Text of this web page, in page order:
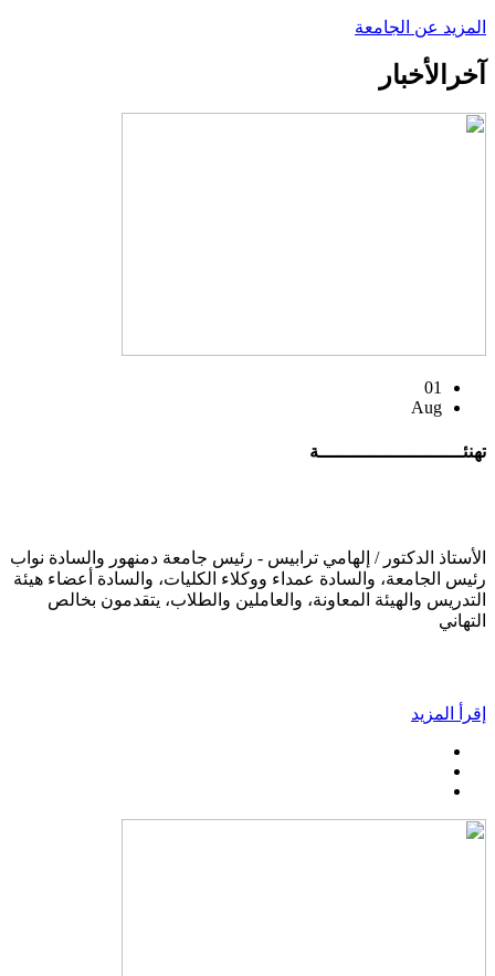
المزيد عن الجامعة
آخر الأخبار
01
Aug
تهنئــــــــــــــــــــــــــة
الأستاذ الدكتور / إلهامي ترابيس - رئيس جامعة دمنهور والسادة نواب
رئيس الجامعة، والسادة عمداء ووكلاء الكليات، والسادة أعضاء هيئة
التدريس والهيئة المعاونة، والعاملين والطلاب، يتقدمون بخالص
التهاني
إقرأ المزيد